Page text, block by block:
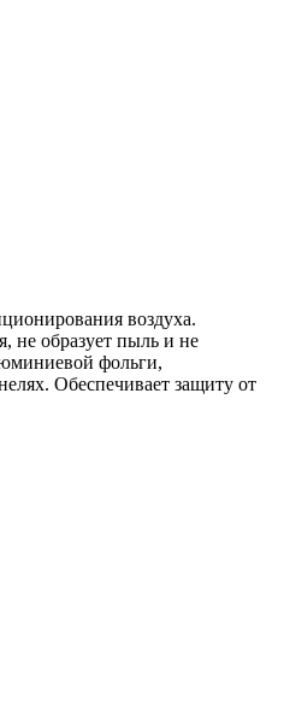
воздуха.
не образует пыль и не
фольги,
Обеспечивает защиту от